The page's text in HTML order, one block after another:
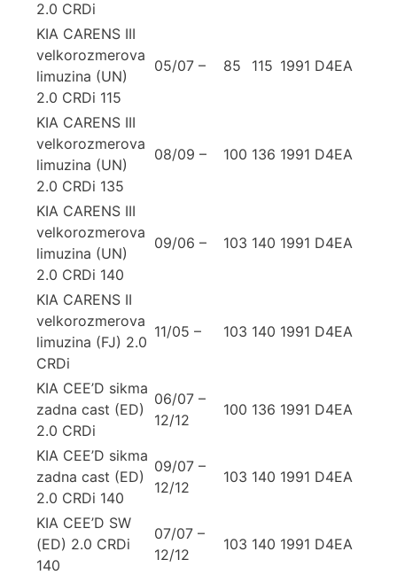
2.0 CRDi
KIA CARENS III
velkorozmerova
limuzina (UN)
2.0 CRDi 115
05/07 – 85 115 1991 D4EA
KIA CARENS III
velkorozmerova
limuzina (UN)
2.0 CRDi 135
08/09 – 100 136 1991 D4EA
KIA CARENS III
velkorozmerova
limuzina (UN)
2.0 CRDi 140
09/06 – 103 140 1991 D4EA
KIA CARENS II
velkorozmerova
limuzina (FJ) 2.0
CRDi
11/05 – 103 140 1991 D4EA
KIA CEE’D sikma
zadna cast (ED)
2.0 CRDi
06/07 –
12/12
100 136 1991 D4EA
KIA CEE’D sikma
zadna cast (ED)
2.0 CRDi 140
09/07 –
12/12
103 140 1991 D4EA
KIA CEE’D SW
(ED) 2.0 CRDi
140
07/07 –
12/12
103 140 1991 D4EA